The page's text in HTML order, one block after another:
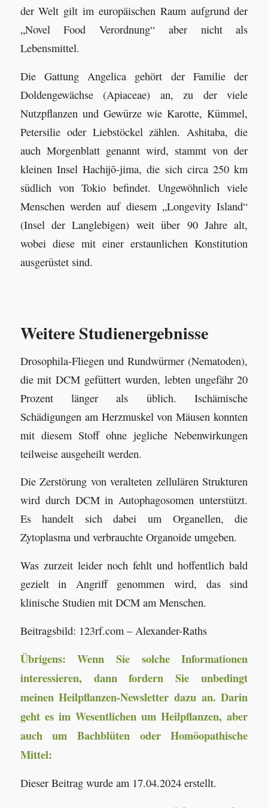
der Welt gilt im europäischen Raum aufgrund der
„Novel Food Verordnung“ aber nicht als
Lebensmittel.
Die Gattung Angelica gehört der Familie der
Doldengewächse (Apiaceae) an, zu der viele
Nutzpflanzen und Gewürze wie Karotte, Kümmel,
Petersilie oder Liebstöckel zählen. Ashitaba, die
auch Morgenblatt genannt wird, stammt von der
kleinen Insel Hachijō-jima, die sich circa 250 km
südlich von Tokio befindet. Ungewöhnlich viele
Menschen werden auf diesem „Longevity Island“
(Insel der Langlebigen) weit über 90 Jahre alt,
wobei diese mit einer erstaunlichen Konstitution
ausgerüstet sind.
Weitere Studienergebnisse
Drosophila-Fliegen und Rundwürmer (Nematoden),
die mit DCM gefüttert wurden, lebten ungefähr 20
Prozent länger als üblich. Ischämische
Schädigungen am Herzmuskel von Mäusen konnten
mit diesem Stoff ohne jegliche Nebenwirkungen
teilweise ausgeheilt werden.
Die Zerstörung von veralteten zellulären Strukturen
wird durch DCM in Autophagosomen unterstützt.
Es handelt sich dabei um Organellen, die
Zytoplasma und verbrauchte Organoide umgeben.
Was zurzeit leider noch fehlt und hoffentlich bald
gezielt in Angriff genommen wird, das sind
klinische Studien mit DCM am Menschen.
Beitragsbild: 123rf.com – Alexander-Raths
Übrigens: Wenn Sie solche Informationen
interessieren, dann fordern Sie unbedingt
meinen Heilpflanzen-Newsletter dazu an. Darin
geht es im Wesentlichen um Heilpflanzen, aber
auch um Bachblüten oder Homöopathische
Mittel:
Dieser Beitrag wurde am 17.04.2024 erstellt.